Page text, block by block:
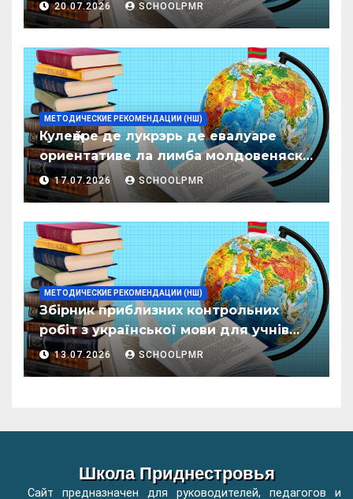
20.07.2026 SCHOOLPMR
МЕТОДИЧЕСКИЕ РЕКОМЕНДАЦИИ (НШ)
Кулеӂере де лукрэрь де евалуаре
ориентативе ла лимба молдовеняскэ
пентру елевий класелор примаре але
организациилор де ынвэцэмынт
17.07.2026 SCHOOLPMR
МЕТОДИЧЕСКИЕ РЕКОМЕНДАЦИИ (НШ)
Збірник приблизних контрольних
робіт з української мови для учнів
початкових класів організацій
загальної освіти
13.07.2026 SCHOOLPMR
Школа Приднестровья
Сайт предназначен для руководителей, педагогов и